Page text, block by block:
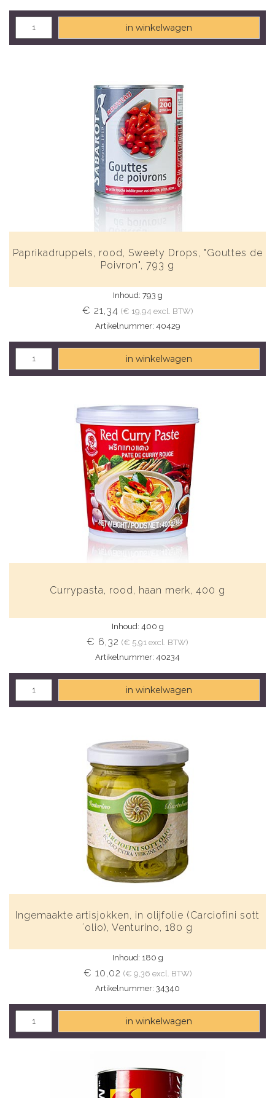
in winkelwagen
Paprikadruppels, rood, Sweety Drops, "Gouttes de
Poivron", 793 g
Inhoud: 793 g
€ 21,34 (€ 19,94 excl. BTW)
Artikelnummer: 40429
in winkelwagen
Currypasta, rood, haan merk, 400 g
Inhoud: 400 g
€ 6,32 (€ 5,91 excl. BTW)
Artikelnummer: 40234
in winkelwagen
Ingemaakte artisjokken, in olijfolie (Carciofini sott
´olio), Venturino, 180 g
Inhoud: 180 g
€ 10,02 (€ 9,36 excl. BTW)
Artikelnummer: 34340
in winkelwagen